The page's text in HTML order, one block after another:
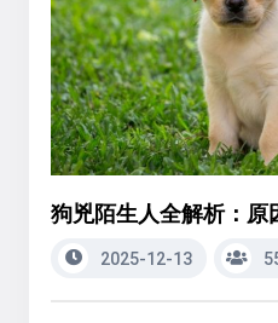
狗兇陌生人全解析：原
2025-12-13